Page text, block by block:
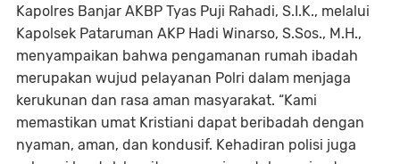
Kapolres Banjar AKBP Tyas Puji Rahadi, S.I.K., melalui
Kapolsek Pataruman AKP Hadi Winarso, S.Sos., M.H.,
menyampaikan bahwa pengamanan rumah ibadah
merupakan wujud pelayanan Polri dalam menjaga
kerukunan dan rasa aman masyarakat. “Kami
memastikan umat Kristiani dapat beribadah dengan
nyaman, aman, dan kondusif. Kehadiran polisi juga